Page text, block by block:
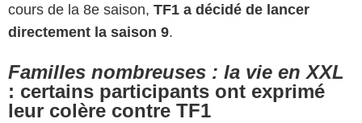
cours de la 8e saison, TF1 a décidé de lancer
directement la saison 9.
Familles nombreuses : la vie en XXL
: certains participants ont exprimé
leur colère contre TF1